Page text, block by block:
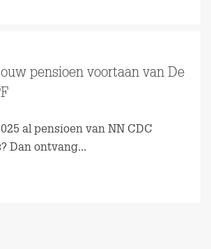
pensioen voortaan van De
al pensioen van NN CDC
Dan ontvang...